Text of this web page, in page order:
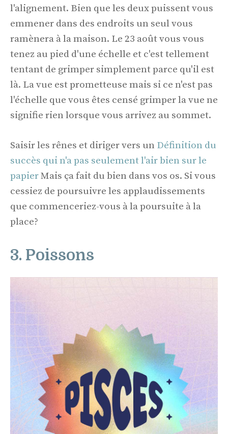
l'alignement. Bien que les deux puissent vous
emmener dans des endroits un seul vous
ramènera à la maison. Le 23 août vous vous
tenez au pied d'une échelle et c'est tellement
tentant de grimper simplement parce qu'il est
là. La vue est prometteuse mais si ce n'est pas
l'échelle que vous êtes censé grimper la vue ne
signifie rien lorsque vous arrivez au sommet.
Saisir les rênes et diriger vers un Définition du
succès qui n'a pas seulement l'air bien sur le
papierMais ça fait du bien dans vos os. Si vous
cessiez de poursuivre les applaudissements
que commenceriez-vous à la poursuite à la
place?
3. Poissons